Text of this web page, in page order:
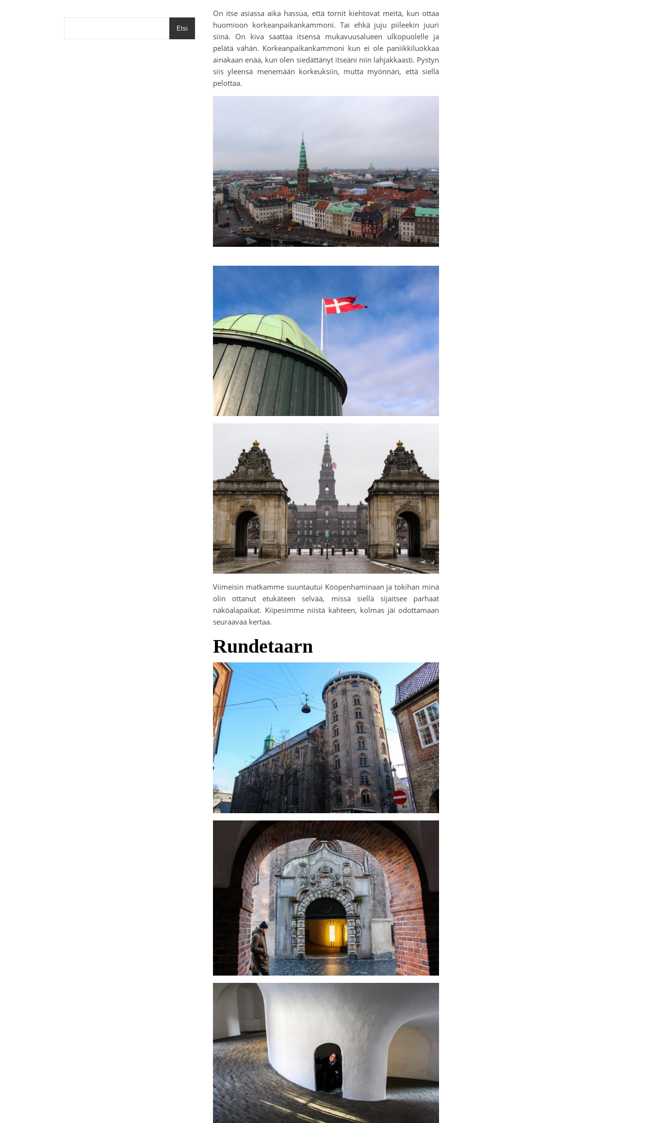
Etsi
On itse asiassa aika hassua, että tornit kiehtovat meitä, kun ottaa
huomioon korkeanpaikankammoni. Tai ehkä juju piileekin juuri
siinä. On kiva saattaa itsensä mukavuusalueen ulkopuolelle ja
pelätä vähän. Korkeanpaikankammoni kun ei ole paniikkiluokkaa
ainakaan enää, kun olen siedättänyt itseäni niin lahjakkaasti. Pystyn
siis yleensä menemään korkeuksiin, mutta myönnän, että siellä
pelottaa.
Viimeisin matkamme suuntautui Kööpenhaminaan ja tokihan minä
olin ottanut etukäteen selvää, missä siellä sijaitsee parhaat
näköalapaikat. Kiipesimme niistä kahteen, kolmas jäi odottamaan
seuraavaa kertaa.
Rundetaarn